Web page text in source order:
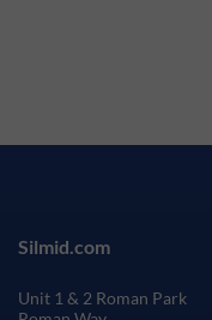
Silmid.com
Unit 1 & 2 Roman Park